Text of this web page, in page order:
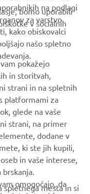
ponudbah, posebnih
na podlagi
za varstvo
kako obiskovalci
našo spletno
bomo uporabili
v socialnih
pokažejo
in storitvah,
strani in na spletnih
platformami za
glede na vaše
strani, na primer
dodane v
ki ste jih kupili,
in vaše interese,
omogočajo, da
spletnega mesta in si